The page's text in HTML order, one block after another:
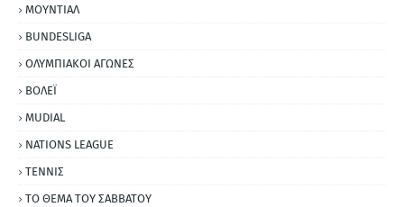
ΜΟΥΝΤΙΑΛ
BUNDESLIGA
ΟΛΥΜΠΙΑΚΟΙ ΑΓΩΝΕΣ
ΒΟΛΕΪ
MUDIAL
NATIONS LEAGUE
ΤΕΝΝΙΣ
ΤΟ ΘΕΜΑ ΤΟΥ ΣΑΒΒΑΤΟΥ